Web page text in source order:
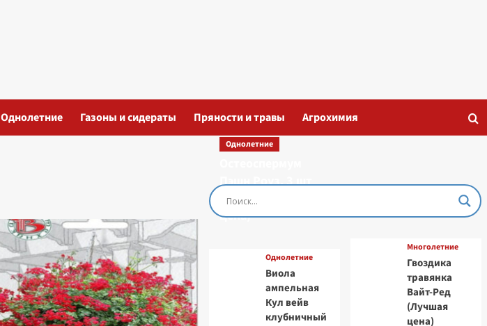
Однолетние Газоны и сидераты Пряности и травы Агрохимия
Однолетние
Пэшн Роуз, 3 шт
семян (Лучшая
цена)
Однолетние
Виола
ампельная
Кул вейв
клубничный
Многолетние
Гвоздика
травянка
Вайт-Ред
(Лучшая
цена)